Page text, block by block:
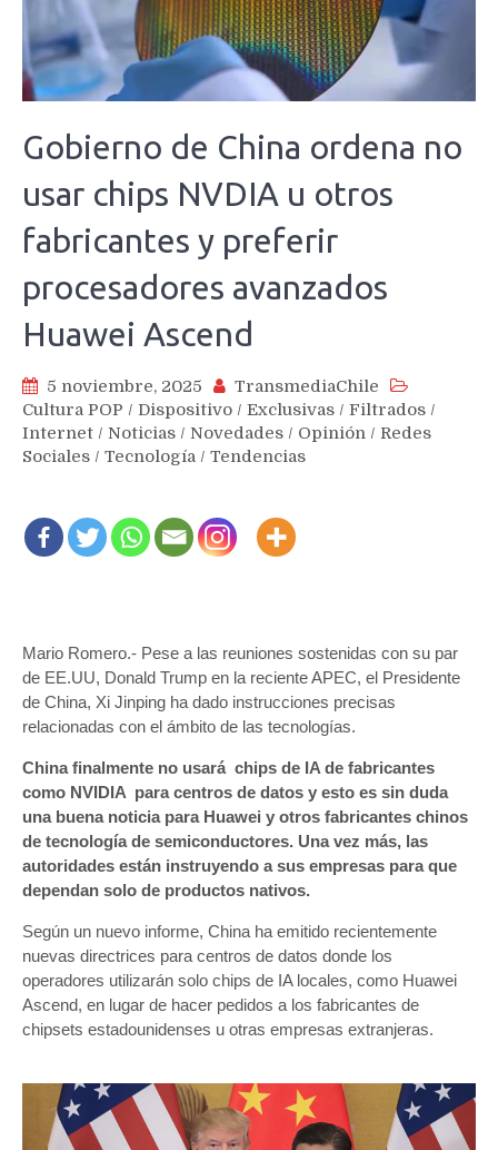
Gobierno de China ordena no
usar chips NVDIA u otros
fabricantes y preferir
procesadores avanzados
Huawei Ascend
5 noviembre, 2025
TransmediaChile
Cultura POP / Dispositivo / Exclusivas / Filtrados /
Internet / Noticias / Novedades / Opinión / Redes
Sociales / Tecnología / Tendencias
Mario Romero.- Pese a las reuniones sostenidas con su par
de EE.UU, Donald Trump en la reciente APEC, el Presidente
de China, Xi Jinping ha dado instrucciones precisas
relacionadas con el ámbito de las tecnologías.
China finalmente no usará chips de IA de fabricantes
como NVIDIA para centros de datos y esto es sin duda
una buena noticia para Huawei y otros fabricantes chinos
de tecnología de semiconductores. Una vez más, las
autoridades están instruyendo a sus empresas para que
dependan solo de productos nativos.
Según un nuevo informe, China ha emitido recientemente
nuevas directrices para centros de datos donde los
operadores utilizarán solo chips de IA locales, como Huawei
Ascend, en lugar de hacer pedidos a los fabricantes de
chipsets estadounidenses u otras empresas extranjeras.